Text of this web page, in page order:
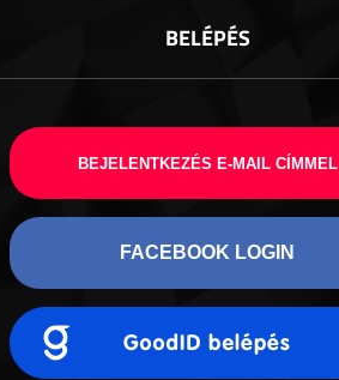
BELÉPÉS
BEJELENTKEZÉS E-MAIL CÍMMEL
FACEBOOK LOGIN